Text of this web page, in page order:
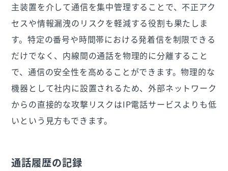
主装置を介して通信を集中管理することで、不正アク
セスや情報漏洩のリスクを軽減する役割も果たしま
す。特定の番号や時間帯における発着信を制限できる
だけでなく、内線間の通話を物理的に分離すること
で、通信の安全性を高めることができます。物理的な
機器として社内に設置されるため、外部ネットワーク
からの直接的な攻撃リスクはIP電話サービスよりも低
いという見方もできます。
通話履歴の記録